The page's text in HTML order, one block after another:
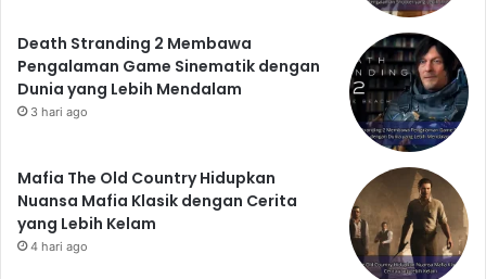
Death Stranding 2 Membawa
Pengalaman Game Sinematik dengan
Dunia yang Lebih Mendalam
3 hari ago
Mafia The Old Country Hidupkan
Nuansa Mafia Klasik dengan Cerita
yang Lebih Kelam
4 hari ago